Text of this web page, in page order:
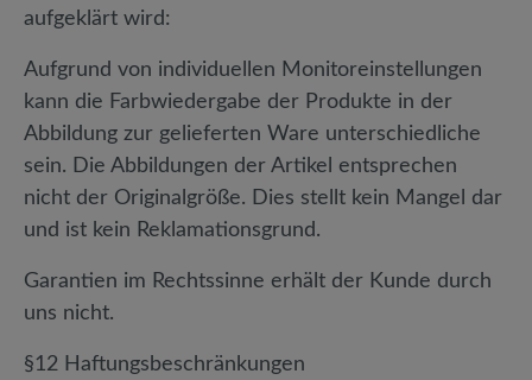
aufgeklärt wird:
Aufgrund von individuellen Monitoreinstellungen
kann die Farbwiedergabe der Produkte in der
Abbildung zur gelieferten Ware unterschiedliche
sein. Die Abbildungen der Artikel entsprechen
nicht der Originalgröße. Dies stellt kein Mangel dar
und ist kein Reklamationsgrund.
Garantien im Rechtssinne erhält der Kunde durch
uns nicht.
§12 Haftungsbeschränkungen